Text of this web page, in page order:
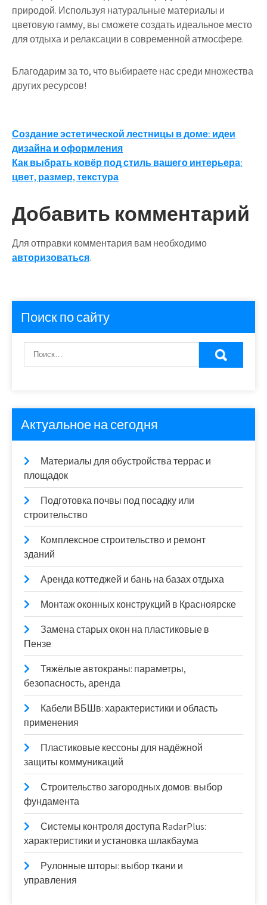
природой. Используя натуральные материалы и
цветовую гамму, вы сможете создать идеальное место
для отдыха и релаксации в современной атмосфере.
Благодарим за то, что выбираете нас среди множества
других ресурсов!
Навигация
по
записям
Создание эстетической лестницы в доме: идеи
дизайна и оформления
Как выбрать ковёр под стиль вашего интерьера:
цвет, размер, текстура
Добавить комментарий
Для отправки комментария вам необходимо
авторизоваться.
Поиск по сайту
Актуальное на сегодня
Материалы для обустройства террас и
площадок
Подготовка почвы под посадку или
строительство
Комплексное строительство и ремонт
зданий
Аренда коттеджей и бань на базах отдыха
Монтаж оконных конструкций в Красноярске
Замена старых окон на пластиковые в
Пензе
Тяжёлые автокраны: параметры,
безопасность, аренда
Кабели ВБШв: характеристики и область
применения
Пластиковые кессоны для надёжной
защиты коммуникаций
Строительство загородных домов: выбор
фундамента
Системы контроля доступа RadarPlus:
характеристики и установка шлакбаума
Рулонные шторы: выбор ткани и
управления